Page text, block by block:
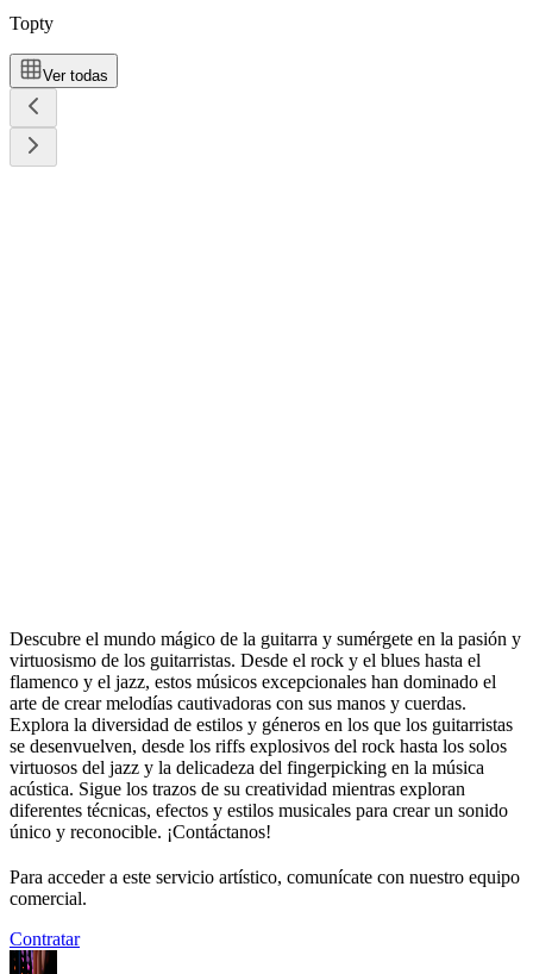
Topty
Ver todas
Descubre el mundo mágico de la guitarra y sumérgete en la pasión y
virtuosismo de los guitarristas. Desde el rock y el blues hasta el
flamenco y el jazz, estos músicos excepcionales han dominado el
arte de crear melodías cautivadoras con sus manos y cuerdas.
Explora la diversidad de estilos y géneros en los que los guitarristas
se desenvuelven, desde los riffs explosivos del rock hasta los solos
virtuosos del jazz y la delicadeza del fingerpicking en la música
acústica. Sigue los trazos de su creatividad mientras exploran
diferentes técnicas, efectos y estilos musicales para crear un sonido
único y reconocible. ¡Contáctanos!
Para acceder a este servicio artístico, comunícate con nuestro equipo
comercial.
Contratar